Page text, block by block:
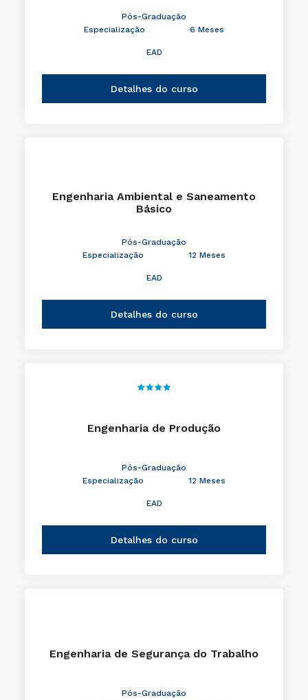
Pós-Graduação
Especialização
6 Meses
EAD
Detalhes do curso
Engenharia Ambiental e Saneamento
Básico
Pós-Graduação
Especialização
12 Meses
EAD
Detalhes do curso
Engenharia de Produção
Pós-Graduação
Especialização
12 Meses
EAD
Detalhes do curso
Engenharia de Segurança do Trabalho
Pós-Graduação